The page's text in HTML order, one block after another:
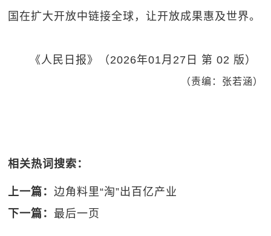
国在扩大开放中链接全球，让开放成果惠及世界。
《人民日报》（2026年01月27日 第 02 版）
（责编：张若涵）
相关热词搜索：
上一篇：边角料里“淘”出百亿产业
下一篇：最后一页